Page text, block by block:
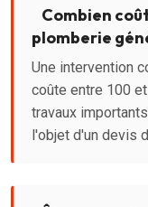
Combien
plomberie
Une intervention
coûte entre 100
travaux
l'objet d'un devis